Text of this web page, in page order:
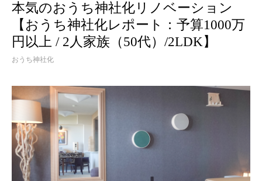
本気のおうち神社化リノベーション
【おうち神社化レポート：予算1000万
円以上 / 2人家族（50代）/2LDK】
おうち神社化
コーディネーター
導入事例
ご依頼方法